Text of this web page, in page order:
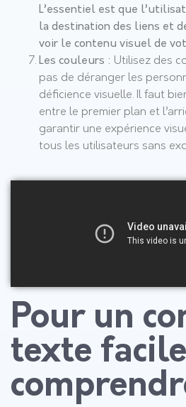
L’essentiel est que
la destination des liens et
voir le contenu visuel de
Les couleurs : Utilisez des
pas de déranger les
déficience visuelle. Il faut
entre le premier plan et
garantir une expérience
tous les utilisateurs sans
Pour un
texte